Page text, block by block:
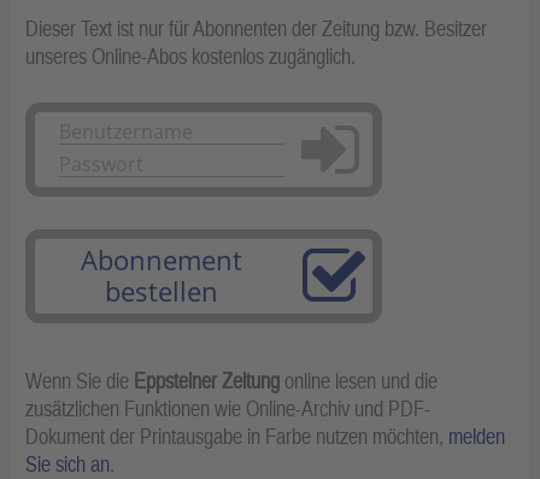
Dieser Text ist nur für Abonnenten der Zeitung bzw. Besitzer
unseres Online-Abos kostenlos zugänglich.
Anmelden
Abonnement
bestellen
Wenn Sie die Eppsteiner Zeitung online lesen und die
zusätzlichen Funktionen wie Online-Archiv und PDF-
Dokument der Printausgabe in Farbe nutzen möchten, melden
Sie sich an.